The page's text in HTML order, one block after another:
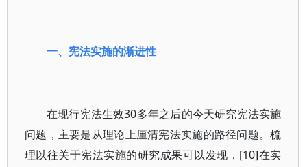
一、宪法实施的渐进性
在现行宪法生效30多年之后的今天研究宪法实施
问题，主要是从理论上厘清宪法实施的路径问题。梳
理以往关于宪法实施的研究成果可以发现，[10]在实